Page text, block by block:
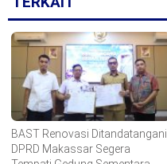
BAST Renovasi Ditandatangani,
DPRD Makassar Segera